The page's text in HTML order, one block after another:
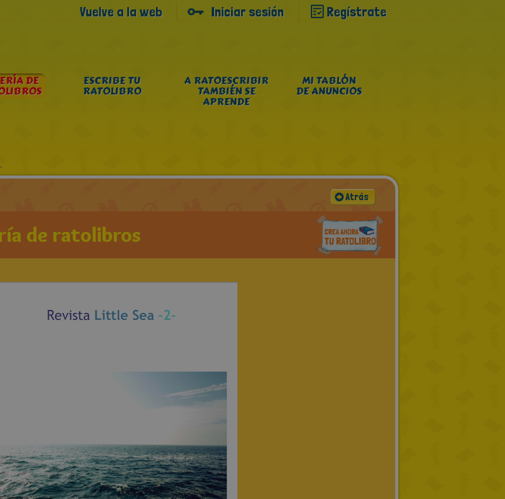
Vuelve a la web Iniciar sesión Regístrate
DE ESCRIBE TU
RATOLIBRO
A RATOESCRIBIR
TAMBIÉN SE
APRENDE
MI TABLÓN
DE ANUNCIOS
de ratolibros
Atrás